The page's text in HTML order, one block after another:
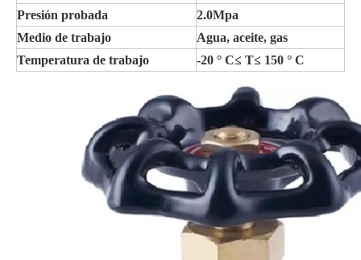
Presión probada
2.0Mpa
Medio de trabajo
Agua, aceite, gas
Temperatura de trabajo
-20 ° C≤ T≤ 150 ° C